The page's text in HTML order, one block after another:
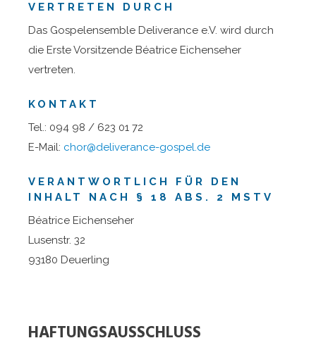
VERTRETEN DURCH
Das Gospelensemble Deliverance e.V. wird durch
die Erste Vorsitzende Béatrice Eichenseher
vertreten.
KONTAKT
Tel.: 094 98 / 623 01 72
E-Mail: chor@deliverance-gospel.de
VERANTWORTLICH FÜR DEN
INHALT NACH § 18 ABS. 2 MSTV
Béatrice Eichenseher
Lusenstr. 32
93180 Deuerling
HAFTUNGSAUSSCHLUSS